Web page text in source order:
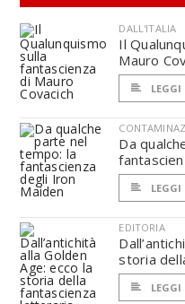
DALL'ITALIA
Il
Mauro
LEGGI
Da
LEGGI
EDITORIA
storia
LEGGI